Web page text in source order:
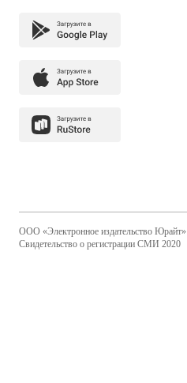
ООО «Электронное издательство Юрайт»
Свидетельство о регистрации СМИ 2020